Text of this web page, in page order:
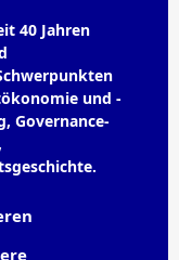
40 Jahren
und -
Governance-